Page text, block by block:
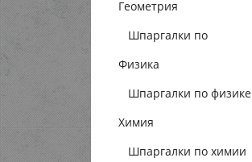
Геометрия
Шпаргалки по
геометрии
Физика
Шпаргалки по физике
Химия
Шпаргалки по химии